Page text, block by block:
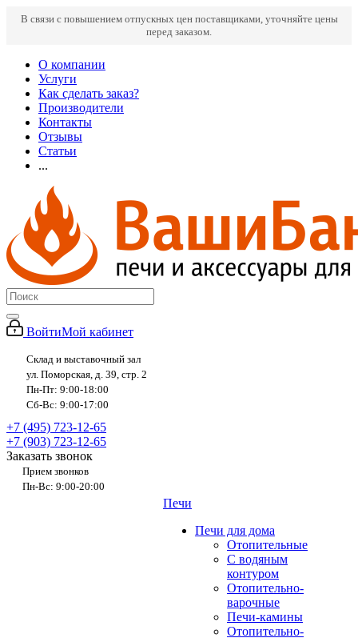
В связи с повышением отпускных цен поставщиками, уточняйте цены
перед заказом.
О компании
Услуги
Как сделать заказ?
Производители
Контакты
Отзывы
Статьи
...
ВойтиМой кабинет
Склад и выставочный зал
ул. Поморская, д. 39, стр. 2
Пн-Пт: 9:00-18:00
Сб-Вс: 9:00-17:00
+7 (495) 723-12-65
+7 (903) 723-12-65
Заказать звонок
Прием звонков
Пн-Вс: 9:00-20:00
Печи
Печи для дома
Отопительные
C водяным
контуром
Отопительно-
варочные
Печи-камины
Отопительно-